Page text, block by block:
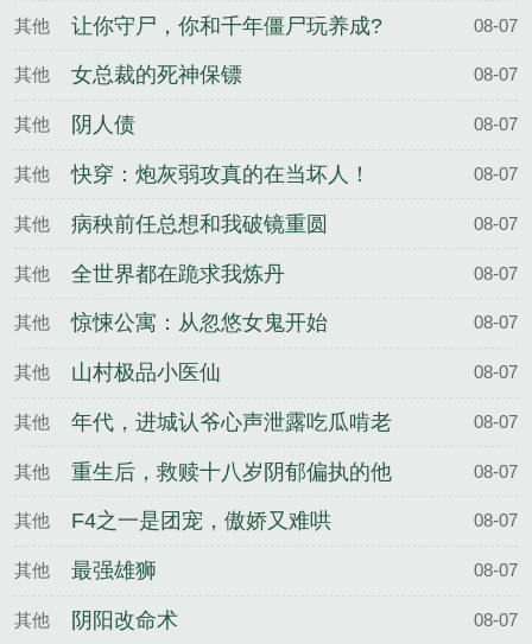
其他 让你守尸，你和千年僵尸玩养成? 08-07
其他 女总裁的死神保镖 08-07
其他 阴人债 08-07
其他 快穿：炮灰弱攻真的在当坏人！ 08-07
其他 病秧前任总想和我破镜重圆 08-07
其他 全世界都在跪求我炼丹 08-07
其他 惊悚公寓：从忽悠女鬼开始 08-07
其他 山村极品小医仙 08-07
其他 年代，进城认爷心声泄露吃瓜啃老 08-07
其他 重生后，救赎十八岁阴郁偏执的他 08-07
其他 F4之一是团宠，傲娇又难哄 08-07
其他 最强雄狮 08-07
其他 阴阳改命术 08-07